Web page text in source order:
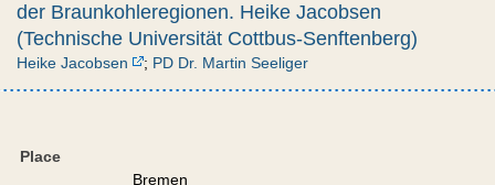
der Braunkohleregionen. Heike Jacobsen
(Technische Universität Cottbus-Senftenberg)
Heike Jacobsen ; PD Dr. Martin Seeliger
Place
Bremen